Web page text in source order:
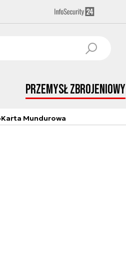
Przemysł Zbrojeniowy
Karta Mundurowa